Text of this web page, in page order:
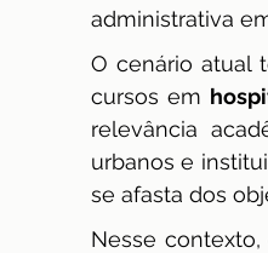
administrativa
O cenário atual
cursos em
relevância
urbanos e
se afasta dos
Nesse